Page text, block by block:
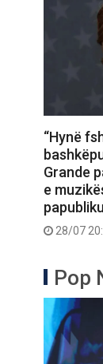
“Hynë
Grande
e
28/07
Pop